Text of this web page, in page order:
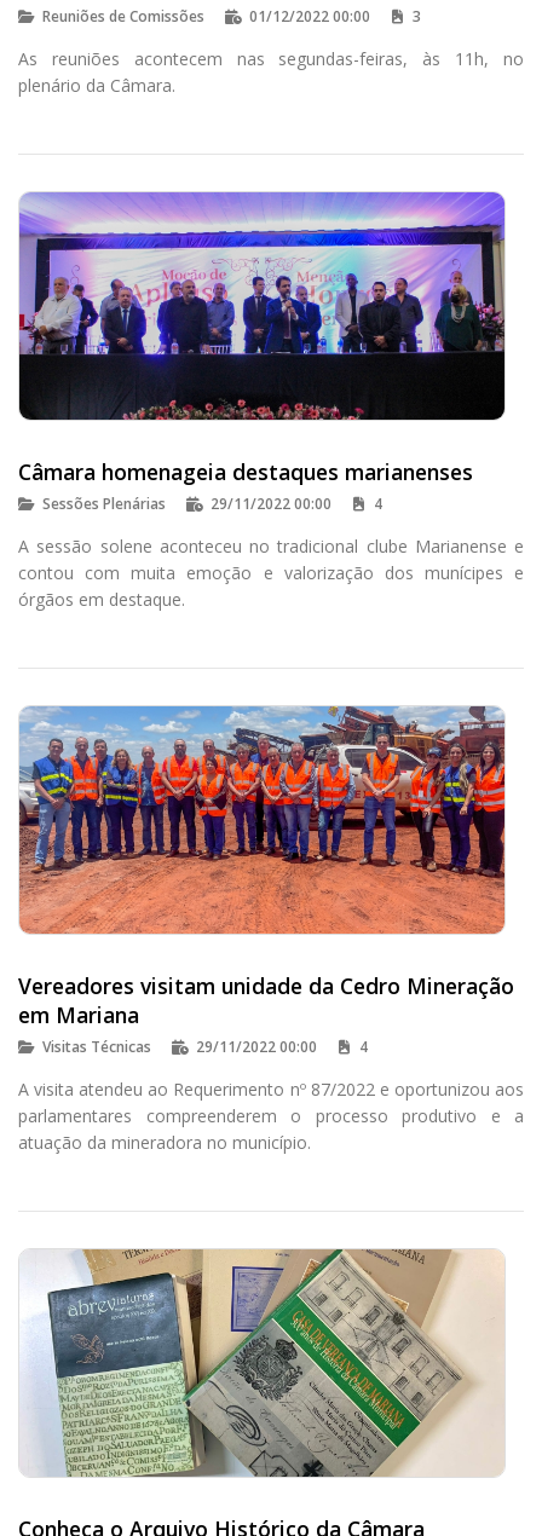
Reuniões de Comissões 01/12/2022 00:00 3
As reuniões acontecem nas segundas-feiras, às 11h, no
plenário da Câmara.
Câmara homenageia destaques marianenses
Sessões Plenárias 29/11/2022 00:00 4
A sessão solene aconteceu no tradicional clube Marianense e
contou com muita emoção e valorização dos munícipes e
órgãos em destaque.
Vereadores visitam unidade da Cedro Mineração
em Mariana
Visitas Técnicas 29/11/2022 00:00 4
A visita atendeu ao Requerimento nº 87/2022 e oportunizou aos
parlamentares compreenderem o processo produtivo e a
atuação da mineradora no município.
Conheça o Arquivo Histórico da Câmara